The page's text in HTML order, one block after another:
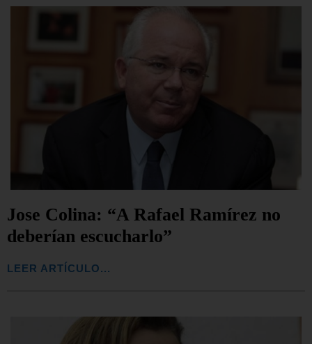
Jose Colina: “A Rafael Ramírez no
deberían escucharlo”
LEER ARTÍCULO...